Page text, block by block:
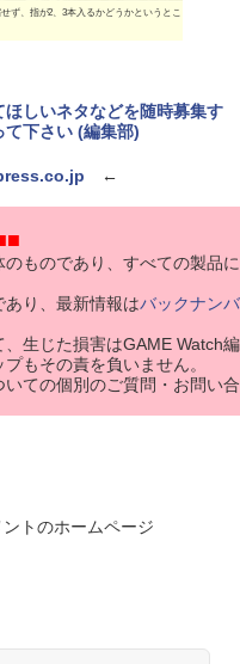
ず、指が2、3本入るかどうかというとこ
しいネタなどを随時募集す
て下さい (編集部)
←
ものであり、すべての製品に
り、最新情報はバックナンバ
生じた損害はGAME Watch編
もその責を負いません。
ての個別のご質問・お問い合
トのホームページ